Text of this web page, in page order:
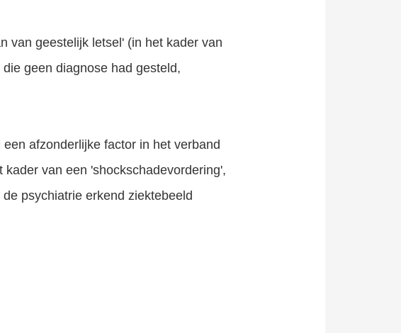
van geestelijk letsel' (in het kader van
geen diagnose had gesteld,
afzonderlijke factor in het verband
van een 'shockschadevordering',
psychiatrie erkend ziektebeeld